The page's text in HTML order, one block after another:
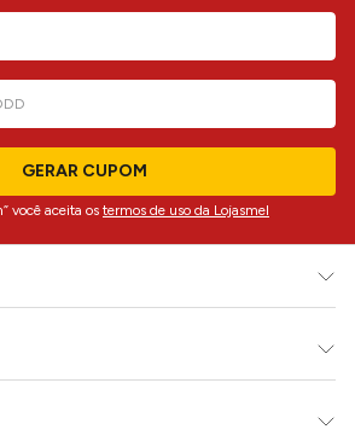
GERAR CUPOM
você aceita os termos de uso da Lojasmel